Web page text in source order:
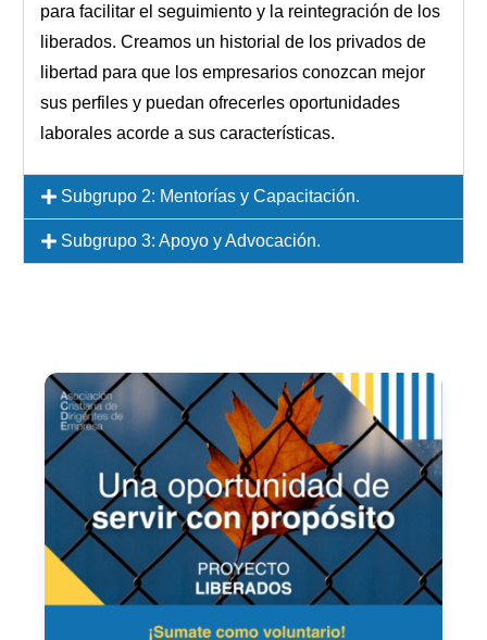
para facilitar el seguimiento y la reintegración de los
liberados. Creamos un historial de los privados de
libertad para que los empresarios conozcan mejor
sus perfiles y puedan ofrecerles oportunidades
laborales acorde a sus características.
Subgrupo 2: Mentorías y Capacitación.
Subgrupo 3: Apoyo y Advocación.